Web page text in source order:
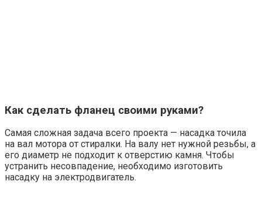
Как сделать фланец своими руками?
Самая сложная задача всего проекта — насадка точила
на вал мотора от стиралки. На валу нет нужной резьбы, а
его диаметр не подходит к отверстию камня. Чтобы
устранить несовпадение, необходимо изготовить
насадку на электродвигатель.